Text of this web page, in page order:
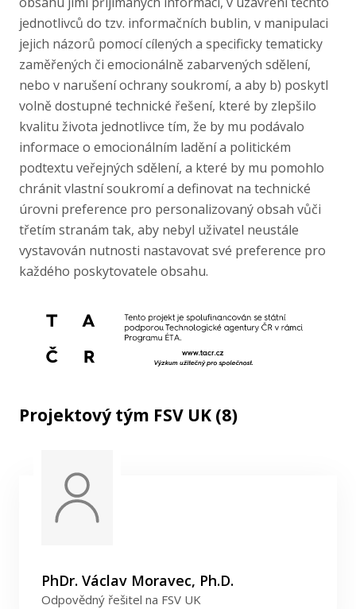
jednotlivců do tzv. informačních bublin, v manipulaci
jejich názorů pomocí cílených a specificky tematicky
zaměřených či emocionálně zabarvených sdělení,
nebo v narušení ochrany soukromí, a aby b) poskytl
volně dostupné technické řešení, které by zlepšilo
kvalitu života jednotlivce tím, že by mu podávalo
informace o emocionálním ladění a politickém
podtextu veřejných sdělení, a které by mu pomohlo
chránit vlastní soukromí a definovat na technické
úrovni preference pro personalizovaný obsah vůči
třetím stranám tak, aby nebyl uživatel neustále
vystavován nutnosti nastavovat své preference pro
každého poskytovatele obsahu.
Projektový tým FSV UK (8)
PhDr. Václav Moravec, Ph.D.
Odpovědný řešitel na FSV UK